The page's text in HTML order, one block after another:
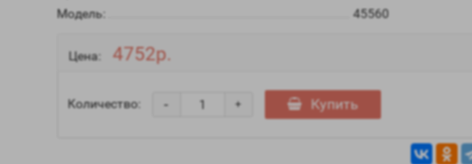
Модель:
45560
Цена: 4752р.
Количество: +
- Купить